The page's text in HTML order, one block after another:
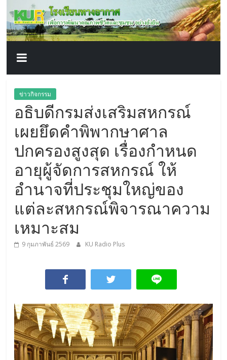
content
โรงเรียน
ทาง
อากาศ​
เพื่อ
พัฒนา
คุณภาพ
ชีวิต
ข่าวกิจกรรม
อธิบดีกรมส่งเสริมสหกรณ์
เผยยึดคำพิพากษาศาล
ปกครองสูงสุด เรื่องกำหนด
อายุผู้จัดการสหกรณ์ ให้
อำนาจที่ประชุมใหญ่ของ
แต่ละสหกรณ์พิจารณาความ
เหมาะสม
9 กุมภาพันธ์ 2569 KU Radio Plus